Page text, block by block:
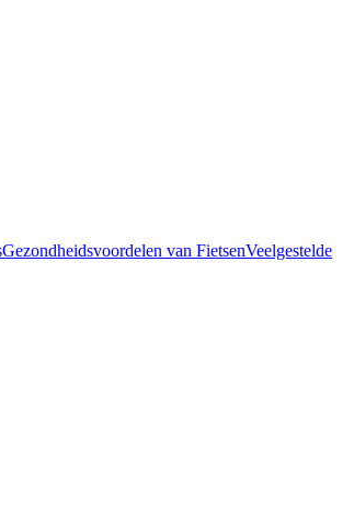
Gezondheidsvoordelen van FietsenVeelgestelde